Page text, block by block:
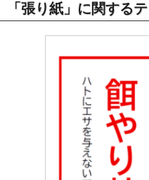
「張り紙」に関する